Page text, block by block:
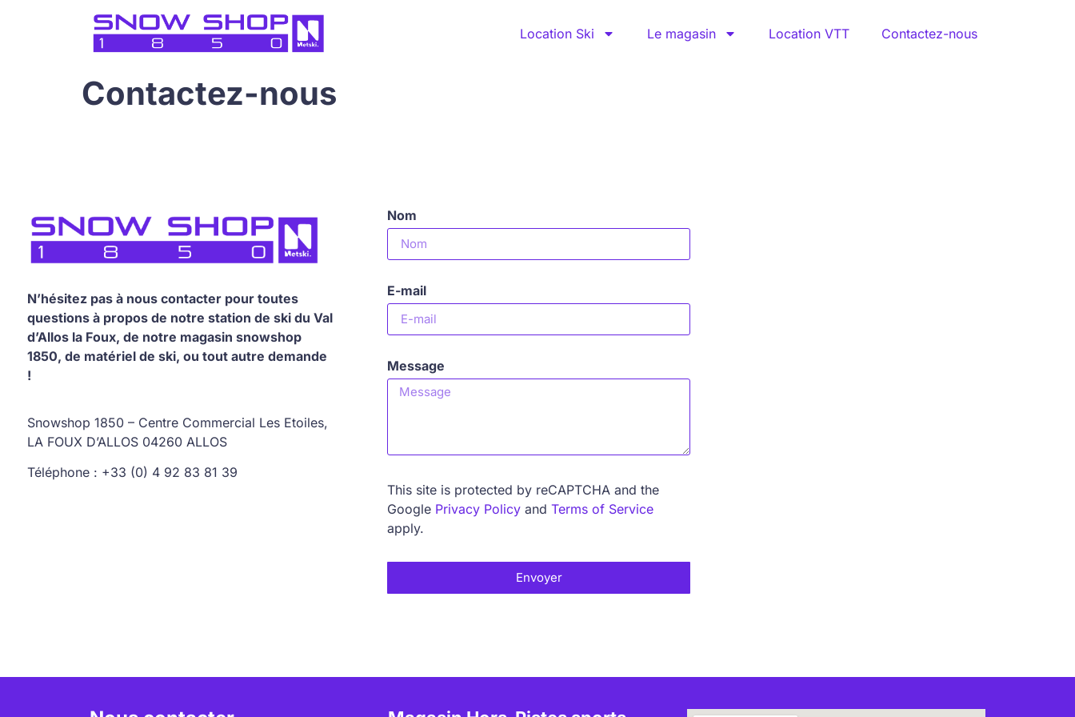
Location Ski Le magasin Location VTT Contactez-nous
Contactez-nous
N’hésitez pas à nous contacter pour toutes
questions à propos de notre station de ski du Val
d’Allos la Foux, de notre magasin snowshop
1850, de matériel de ski, ou tout autre demande
!
Snowshop 1850 – Centre Commercial Les Etoiles,
LA FOUX D’ALLOS 04260 ALLOS
Téléphone : +33 (0) 4 92 83 81 39
Nom
E-mail
Message
This site is protected by reCAPTCHA and the
Google Privacy Policy and Terms of Service
apply.
Envoyer